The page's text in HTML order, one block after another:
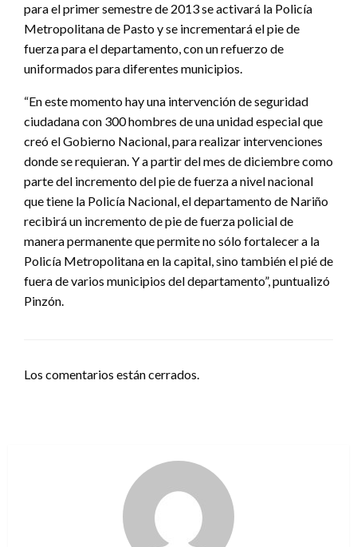
para el primer semestre de 2013 se activará la Policía
Metropolitana de Pasto y se incrementará el pie de
fuerza para el departamento, con un refuerzo de
uniformados para diferentes municipios.
“En este momento hay una intervención de seguridad
ciudadana con 300 hombres de una unidad especial que
creó el Gobierno Nacional, para realizar intervenciones
donde se requieran. Y a partir del mes de diciembre como
parte del incremento del pie de fuerza a nivel nacional
que tiene la Policía Nacional, el departamento de Nariño
recibirá un incremento de pie de fuerza policial de
manera permanente que permite no sólo fortalecer a la
Policía Metropolitana en la capital, sino también el pié de
fuera de varios municipios del departamento”, puntualizó
Pinzón.
Los comentarios están cerrados.